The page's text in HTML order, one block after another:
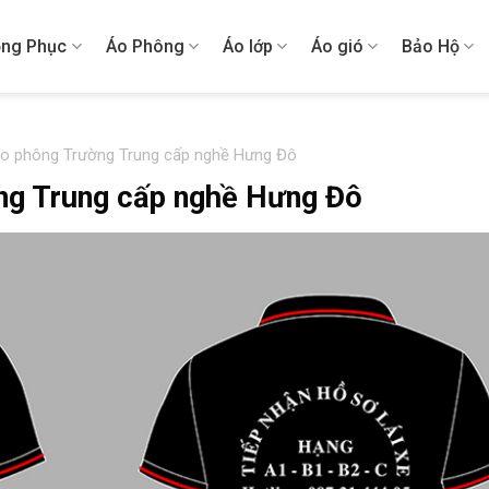
Phục Áo Phông Áo lớp Áo gió Bảo Hộ
phông Trường Trung cấp nghề Hưng Đô
Trung cấp nghề Hưng Đô